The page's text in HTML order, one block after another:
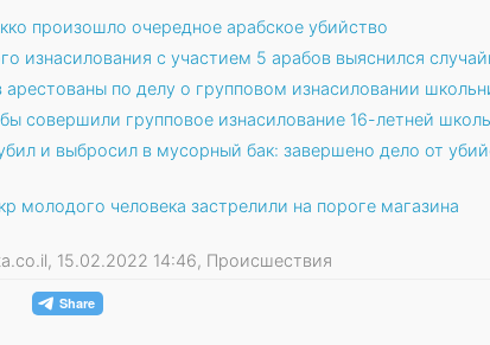
произошло очередное арабское убийство
изнасилования с участием 5 арабов выяснился
арестованы по делу о групповом изнасиловании
совершили групповое изнасилование 16-летней
и выбросил в мусорный бак: завершено дело от
молодого человека застрелили на пороге магазина
15.02.2022 14:46, Происшествия